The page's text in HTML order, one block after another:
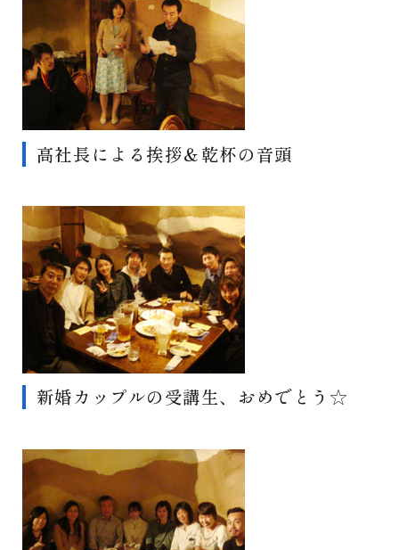
高社長による挨拶＆乾杯の音頭
新婚カップルの受講生、おめでとう☆